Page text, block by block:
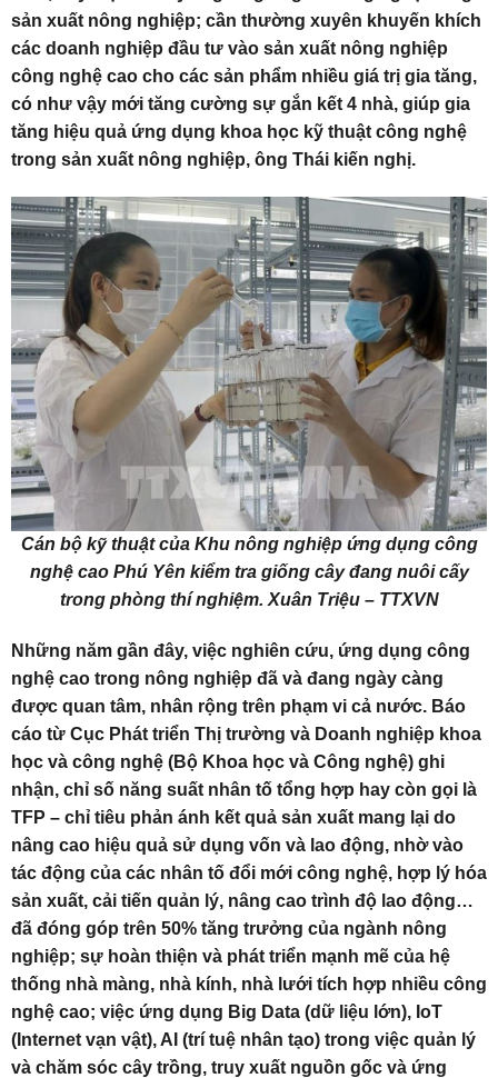
sản xuất nông nghiệp; cần thường xuyên khuyến khích
các doanh nghiệp đầu tư vào sản xuất nông nghiệp
công nghệ cao cho các sản phẩm nhiều giá trị gia tăng,
có như vậy mới tăng cường sự gắn kết 4 nhà, giúp gia
tăng hiệu quả ứng dụng khoa học kỹ thuật công nghệ
trong sản xuất nông nghiệp, ông Thái kiến nghị.
Cán bộ kỹ thuật của Khu nông nghiệp ứng dụng công
nghệ cao Phú Yên kiểm tra giống cây đang nuôi cấy
trong phòng thí nghiệm. Xuân Triệu – TTXVN
Những năm gần đây, việc nghiên cứu, ứng dụng công
nghệ cao trong nông nghiệp đã và đang ngày càng
được quan tâm, nhân rộng trên phạm vi cả nước. Báo
cáo từ Cục Phát triển Thị trường và Doanh nghiệp khoa
học và công nghệ (Bộ Khoa học và Công nghệ) ghi
nhận, chỉ số năng suất nhân tố tổng hợp hay còn gọi là
TFP – chỉ tiêu phản ánh kết quả sản xuất mang lại do
nâng cao hiệu quả sử dụng vốn và lao động, nhờ vào
tác động của các nhân tố đổi mới công nghệ, hợp lý hóa
sản xuất, cải tiến quản lý, nâng cao trình độ lao động…
đã đóng góp trên 50% tăng trưởng của ngành nông
nghiệp; sự hoàn thiện và phát triển mạnh mẽ của hệ
thống nhà màng, nhà kính, nhà lưới tích hợp nhiều công
nghệ cao; việc ứng dụng Big Data (dữ liệu lớn), IoT
(Internet vạn vật), AI (trí tuệ nhân tạo) trong việc quản lý
và chăm sóc cây trồng, truy xuất nguồn gốc và ứng